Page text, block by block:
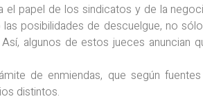
papel de los sindicatos y de la
posibilidades de descuelgue, no
algunos de estos jueces anuncian
de enmiendas, que según
distintos.